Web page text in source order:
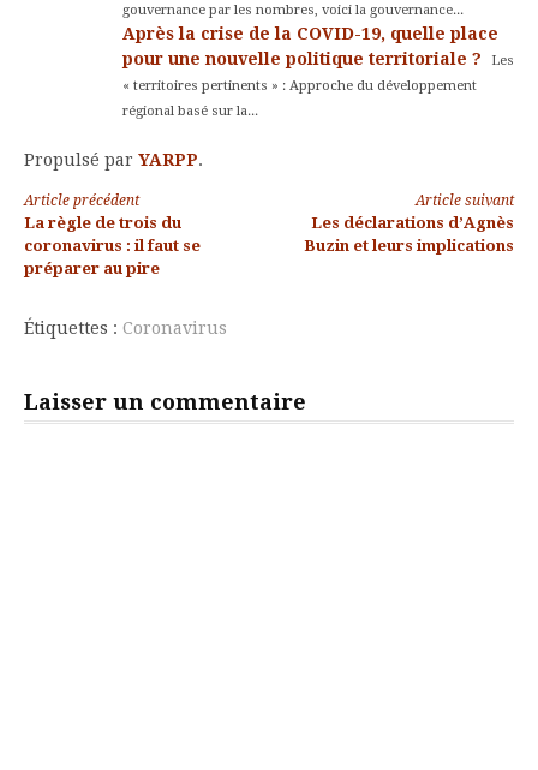
gouvernance par les nombres, voici la gouvernance...
Après la crise de la COVID-19, quelle place
pour une nouvelle politique territoriale ?
Les
« territoires pertinents » : Approche du développement
régional basé sur la...
Propulsé par YARPP.
Lire
la
Article précédent
La règle de trois du
coronavirus : il faut se
préparer au pire
Article suivant
Les déclarations d’Agnès
Buzin et leurs implications
Étiquettes : Coronavirus
Laisser un commentaire